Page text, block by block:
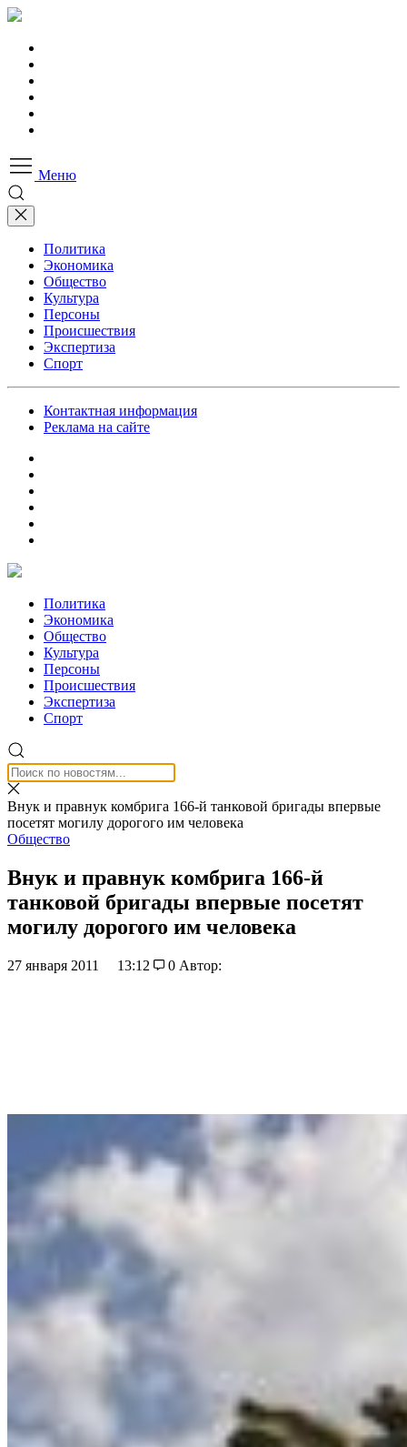
Меню
Политика
Экономика
Общество
Культура
Персоны
Происшествия
Экспертиза
Спорт
Контактная информация
Реклама на сайте
Политика
Экономика
Общество
Культура
Персоны
Происшествия
Экспертиза
Спорт
Внук и правнук комбрига 166-й танковой бригады впервые
посетят могилу дорогого им человека
Общество
Внук и правнук комбрига 166-й
танковой бригады впервые посетят
могилу дорогого им человека
27 января 2011 13:12 0 Автор: